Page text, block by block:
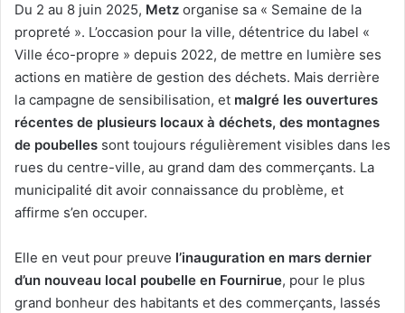
Du 2 au 8 juin 2025, Metz organise sa « Semaine de la
propreté ». L’occasion pour la ville, détentrice du label «
Ville éco-propre » depuis 2022, de mettre en lumière ses
actions en matière de gestion des déchets. Mais derrière
la campagne de sensibilisation, et malgré les ouvertures
récentes de plusieurs locaux à déchets, des montagnes
de poubelles sont toujours régulièrement visibles dans les
rues du centre-ville, au grand dam des commerçants. La
municipalité dit avoir connaissance du problème, et
affirme s’en occuper.
Elle en veut pour preuve l’inauguration en mars dernier
d’un nouveau local poubelle en Fournirue, pour le plus
grand bonheur des habitants et des commerçants, lassés